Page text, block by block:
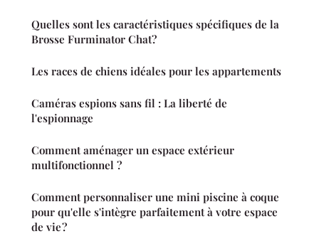
Quelles sont les caractéristiques spécifiques de la
Brosse Furminator Chat?
Les races de chiens idéales pour les appartements
Caméras espions sans fil : La liberté de
l'espionnage
Comment aménager un espace extérieur
multifonctionnel ?
Comment personnaliser une mini piscine à coque
pour qu'elle s'intègre parfaitement à votre espace
de vie ?